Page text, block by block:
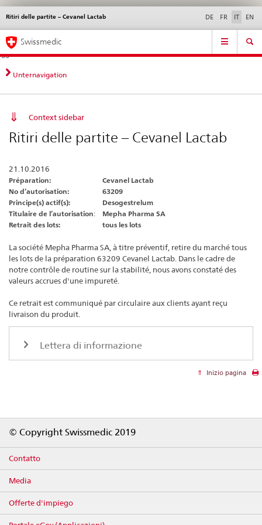
Navigazione
diretta:
novità,
aspetti
contatto
Novità &
norme
Contatto | Supporto &
aiuto
Ritiri delle partite – Cevanel Lactab DE FR IT EN
Service
Navigation
Swissmedic
Unternavigation
Context sidebar
Ritiri delle partite – Cevanel Lactab
21.10.2016
Préparation:
Cevanel Lactab
No d’autorisation:
63209
Principe(s) actif(s):
Desogestrelum
Titulaire de l’autorisation: Mepha Pharma SA
Retrait des lots: tous les lots
La société Mepha Pharma SA, à titre préventif, retire du marché tous
les lots de la préparation 63209 Cevanel Lactab. Dans le cadre de
notre contrôle de routine sur la stabilité, nous avons constaté des
valeurs accrues d'une impureté.
Ce retrait est communiqué par circulaire aux clients ayant reçu
livraison du produit.
Lettera di informazione
Inizio pagina
© Copyright Swissmedic 2019
Contatto
Media
Offerte d'impiego